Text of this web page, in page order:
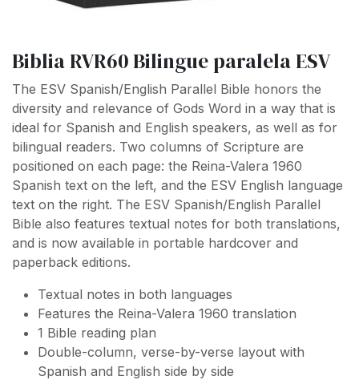
Biblia RVR60 Bilingue paralela ESV
The ESV Spanish/English Parallel Bible honors the
diversity and relevance of Gods Word in a way that is
ideal for Spanish and English speakers, as well as for
bilingual readers. Two columns of Scripture are
positioned on each page: the Reina-Valera 1960
Spanish text on the left, and the ESV English language
text on the right. The ESV Spanish/English Parallel
Bible also features textual notes for both translations,
and is now available in portable hardcover and
paperback editions.
Textual notes in both languages
Features the Reina-Valera 1960 translation
1 Bible reading plan
Double-column, verse-by-verse layout with
Spanish and English side by side